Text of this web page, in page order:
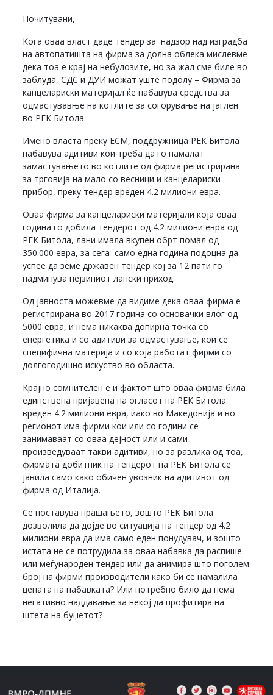
Почитувани,
Кога оваа власт даде тендер за надзор над изградба
на автопатишта на фирма за долна облека мислевме
дека тоа е крај на небулозите, но за жал сме биле во
заблуда, СДС и ДУИ можат уште подолу – Фирма за
канцелариски материјал ќе набавува средства за
одмастувавње на котлите за согорување на јаглен
во РЕК Битола.
Имено власта преку ЕСМ, поддружница РЕК Битола
набавува адитиви кои треба да го намалат
замастувањето во котлите од фирма регистрирана
за трговија на мало со весници и канцелариски
прибор, преку тендер вреден 4.2 милиони евра.
Оваа фирма за канцелариски материјали која оваа
година го добила тендерот од 4.2 милиони евра од
РЕК Битола, лани имала вкупен обрт помал од
350.000 евра, за сега само една година подоцна да
успее да земе државен тендер кој за 12 пати го
надминува нејзиниот лански приход.
Од јавноста можевме да видиме дека оваа фирма е
регистрирана во 2017 година со основачки влог од
5000 евра, и нема никаква допирна точка со
енергетика и со адитиви за одмастување, кои се
специфична материја и со која работат фирми со
долгогодишно искуство во областа.
Крајно сомнителен е и фактот што оваа фирма била
единствена пријавена на огласот на РЕК Битола
вреден 4.2 милиони евра, иако во Македонија и во
регионот има фирми кои или со години се
занимаваат со оваа дејност или и сами
произведуваат такви адитиви, но за разлика од тоа,
фирмата добитник на тендерот на РЕК Битола се
јавила само како обичен увозник на адитивот од
фирма од Италија.
Се поставува прашањето, зошто РЕК Битола
дозволила да дојде во ситуација на тендер од 4.2
милиони евра да има само еден понудувач, и зошто
истата не се потрудила за оваа набавка да распише
или меѓународен тендер или да анимира што поголем
број на фирми производители како би се намалила
цената на набавката? Или потребно било да нема
негативно наддавање за некој да профитира на
штета на буџетот?